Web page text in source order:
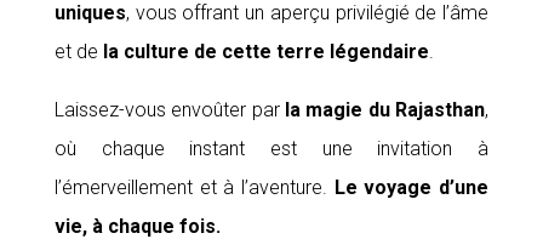
uniques, vous offrant un aperçu privilégié de l’âme
et de la culture de cette terre légendaire
Laissez-vous envoûter par la magie du Rajasthan,
où chaque instant est une invitation à
l’émerveillement et à l’aventure. Le voyage d’une
vie, à chaque fois.